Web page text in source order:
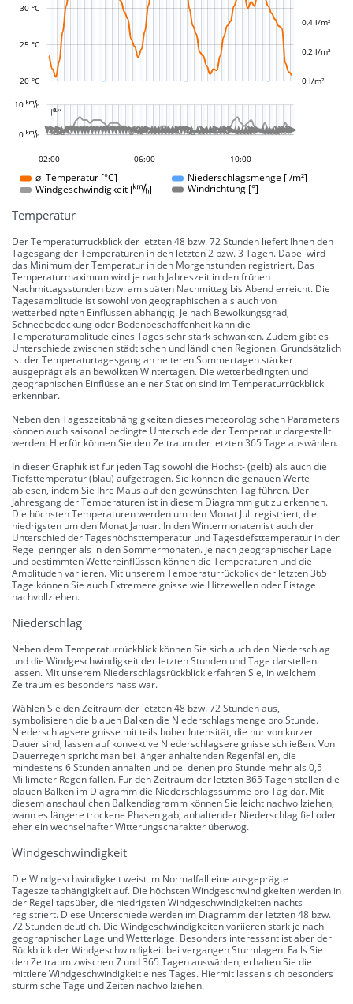
20 °C
25 °C
30 °C
0 l/m²
0,2 l/m²
0,4 l/m²

0 
10 
02:00
23:00
20:00
17:00
07:00
12:00 06:00 10:00















⌀ Temperatur [°C] Niederschlagsmenge [l/m²]
Windgeschwindigkeit [] Windrichtung [°]
Temperatur
Der Temperaturrückblick der letzten 48 bzw. 72 Stunden liefert Ihnen den
Tagesgang der Temperaturen in den letzten 2 bzw. 3 Tagen. Dabei wird
das Minimum der Temperatur in den Morgenstunden registriert. Das
Temperaturmaximum wird je nach Jahreszeit in den frühen
Nachmittagsstunden bzw. am späten Nachmittag bis Abend erreicht. Die
Tagesamplitude ist sowohl von geographischen als auch von
wetterbedingten Einflüssen abhängig. Je nach Bewölkungsgrad,
Schneebedeckung oder Bodenbeschaffenheit kann die
Temperaturamplitude eines Tages sehr stark schwanken. Zudem gibt es
Unterschiede zwischen städtischen und ländlichen Regionen. Grundsätzlich
ist der Temperaturtagesgang an heiteren Sommertagen stärker
ausgeprägt als an bewölkten Wintertagen. Die wetterbedingten und
geographischen Einflüsse an einer Station sind im Temperaturrückblick
erkennbar.
Neben den Tageszeitabhängigkeiten dieses meteorologischen Parameters
können auch saisonal bedingte Unterschiede der Temperatur dargestellt
werden. Hierfür können Sie den Zeitraum der letzten 365 Tage auswählen.
In dieser Graphik ist für jeden Tag sowohl die Höchst- (gelb) als auch die
Tiefsttemperatur (blau) aufgetragen. Sie können die genauen Werte
ablesen, indem Sie Ihre Maus auf den gewünschten Tag führen. Der
Jahresgang der Temperaturen ist in diesem Diagramm gut zu erkennen.
Die höchsten Temperaturen werden um den Monat Juli registriert, die
niedrigsten um den Monat Januar. In den Wintermonaten ist auch der
Unterschied der Tageshöchsttemperatur und Tagestiefsttemperatur in der
Regel geringer als in den Sommermonaten. Je nach geographischer Lage
und bestimmten Wettereinflüssen können die Temperaturen und die
Amplituden variieren. Mit unserem Temperaturrückblick der letzten 365
Tage können Sie auch Extremereignisse wie Hitzewellen oder Eistage
nachvollziehen.
Niederschlag
Neben dem Temperaturrückblick können Sie sich auch den Niederschlag
und die Windgeschwindigkeit der letzten Stunden und Tage darstellen
lassen. Mit unserem Niederschlagsrückblick erfahren Sie, in welchem
Zeitraum es besonders nass war.
Wählen Sie den Zeitraum der letzten 48 bzw. 72 Stunden aus,
symbolisieren die blauen Balken die Niederschlagsmenge pro Stunde.
Niederschlagsereignisse mit teils hoher Intensität, die nur von kurzer
Dauer sind, lassen auf konvektive Niederschlagsereignisse schließen. Von
Dauerregen spricht man bei länger anhaltenden Regenfällen, die
mindestens 6 Stunden anhalten und bei denen pro Stunde mehr als 0,5
Millimeter Regen fallen. Für den Zeitraum der letzten 365 Tagen stellen die
blauen Balken im Diagramm die Niederschlagssumme pro Tag dar. Mit
diesem anschaulichen Balkendiagramm können Sie leicht nachvollziehen,
wann es längere trockene Phasen gab, anhaltender Niederschlag fiel oder
eher ein wechselhafter Witterungscharakter überwog.
Windgeschwindigkeit
Die Windgeschwindigkeit weist im Normalfall eine ausgeprägte
Tageszeitabhängigkeit auf. Die höchsten Windgeschwindigkeiten werden in
der Regel tagsüber, die niedrigsten Windgeschwindigkeiten nachts
registriert. Diese Unterschiede werden im Diagramm der letzten 48 bzw.
72 Stunden deutlich. Die Windgeschwindigkeiten variieren stark je nach
geographischer Lage und Wetterlage. Besonders interessant ist aber der
Rückblick der Windgeschwindigkeit bei vergangen Sturmlagen. Falls Sie
den Zeitraum zwischen 7 und 365 Tagen auswählen, erhalten Sie die
mittlere Windgeschwindigkeit eines Tages. Hiermit lassen sich besonders
stürmische Tage und Zeiten nachvollziehen.